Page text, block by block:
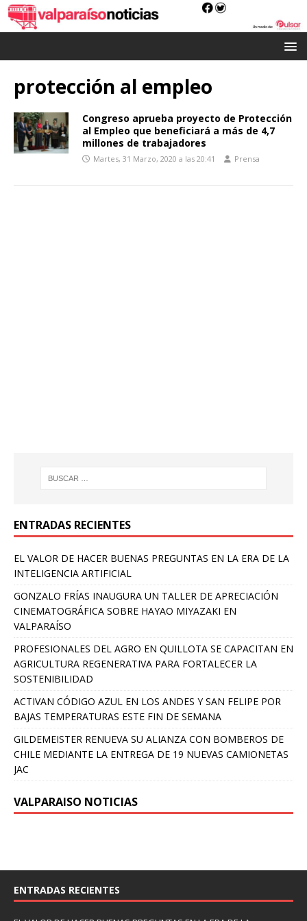
protección al empleo
Congreso aprueba proyecto de Protección
al Empleo que beneficiará a más de 4,7
millones de trabajadores
Martes, 31 Marzo, 2020 a las 20:41 Prensa
ENTRADAS RECIENTES
EL VALOR DE HACER BUENAS PREGUNTAS EN LA ERA DE LA
INTELIGENCIA ARTIFICIAL
GONZALO FRÍAS INAUGURA UN TALLER DE APRECIACIÓN
CINEMATOGRÁFICA SOBRE HAYAO MIYAZAKI EN
VALPARAÍSO
PROFESIONALES DEL AGRO EN QUILLOTA SE CAPACITAN EN
AGRICULTURA REGENERATIVA PARA FORTALECER LA
SOSTENIBILIDAD
ACTIVAN CÓDIGO AZUL EN LOS ANDES Y SAN FELIPE POR
BAJAS TEMPERATURAS ESTE FIN DE SEMANA
GILDEMEISTER RENUEVA SU ALIANZA CON BOMBEROS DE
CHILE MEDIANTE LA ENTREGA DE 19 NUEVAS CAMIONETAS
JAC
VALPARAISO NOTICIAS
ENTRADAS RECIENTES